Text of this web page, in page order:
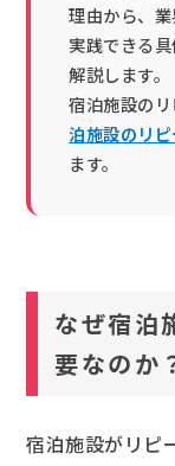
理由から、
実践できる
解説します。
宿泊施設の
泊施設のリ
ます。
なぜ宿泊
要なのか
宿泊施設がリピ